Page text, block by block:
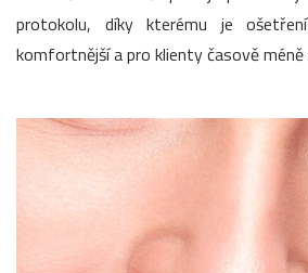
protokolu, díky kterému je ošetření
komfortnější a pro klienty časově méně